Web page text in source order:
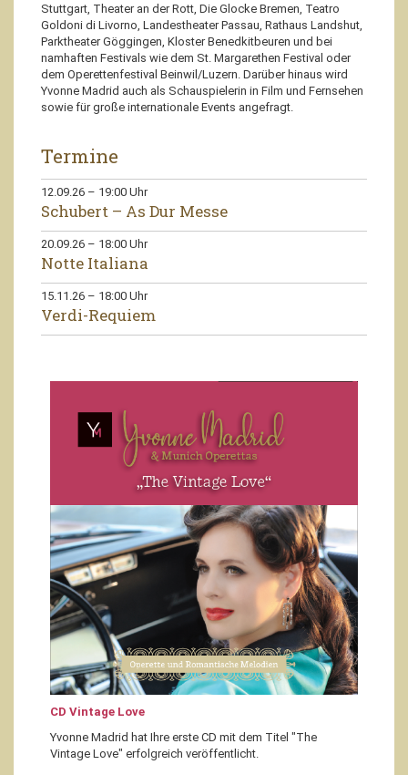
Stuttgart, Theater an der Rott, Die Glocke Bremen, Teatro
Goldoni di Livorno, Landestheater Passau, Rathaus Landshut,
Parktheater Göggingen, Kloster Benedkitbeuren und bei
namhaften Festivals wie dem St. Margarethen Festival oder
dem Operettenfestival Beinwil/Luzern. Darüber hinaus wird
Yvonne Madrid auch als Schauspielerin in Film und Fernsehen
sowie für große internationale Events angefragt.
Termine
12.09.26 – 19:00 Uhr
Schubert – As Dur Messe
20.09.26 – 18:00 Uhr
Notte Italiana
15.11.26 – 18:00 Uhr
Verdi-Requiem
CD Vintage Love
Yvonne Madrid hat Ihre erste CD mit dem Titel "The
Vintage Love" erfolgreich veröffentlicht.